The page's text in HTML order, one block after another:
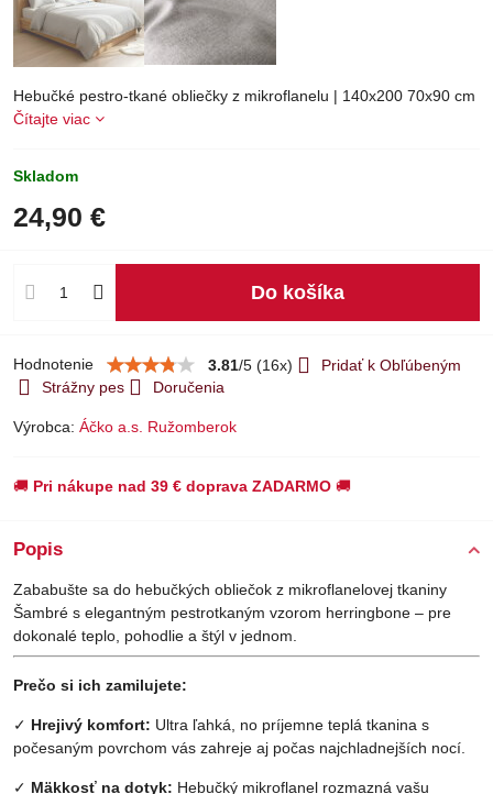
Hebučké pestro-tkané obliečky z mikroflanelu | 140x200 70x90 cm
Čítajte viac
Skladom
24,90 €
Do košíka
Hodnotenie 3.81/5 (16x)
Pridať k Obľúbeným
Strážny pes
Doručenia
Výrobca: Áčko a.s. Ružomberok
🚚 Pri nákupe nad 39 € doprava ZADARMO 🚚
Popis
Zababušte sa do hebučkých obliečok z mikroflanelovej tkaniny
Šambré s elegantným pestrotkaným vzorom herringbone – pre
dokonalé teplo, pohodlie a štýl v jednom.
Prečo si ich zamilujete:
✓ Hrejivý komfort: Ultra ľahká, no príjemne teplá tkanina s
počesaným povrchom vás zahreje aj počas najchladnejších nocí.
✓ Mäkkosť na dotyk: Hebučký mikroflanel rozmazná vašu